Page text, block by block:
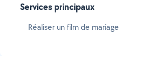
Services principaux
Réaliser un film de mariage